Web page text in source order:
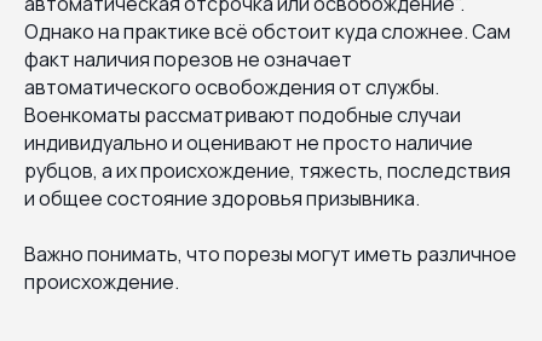
Однако на практике всё обстоит куда сложнее. Сам
факт наличия порезов не означает
автоматического освобождения от службы.
Военкоматы рассматривают подобные случаи
индивидуально и оценивают не просто наличие
рубцов, а их происхождение, тяжесть, последствия
и общее состояние здоровья призывника.
Важно понимать, что порезы могут иметь различное
происхождение.